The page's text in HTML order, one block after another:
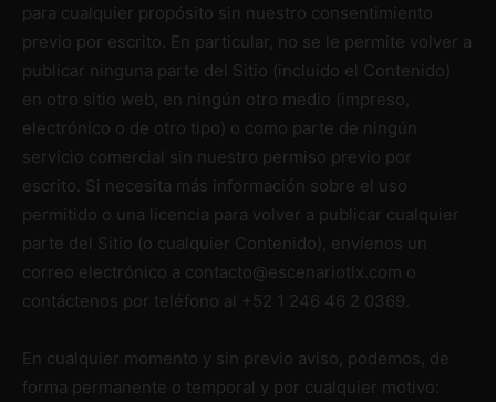
para cualquier propósito sin nuestro consentimiento
previo por escrito. En particular, no se le permite volver a
publicar ninguna parte del Sitio (incluido el Contenido)
en otro sitio web, en ningún otro medio (impreso,
electrónico o de otro tipo) o como parte de ningún
servicio comercial sin nuestro permiso previo por
escrito. Si necesita más información sobre el uso
permitido o una licencia para volver a publicar cualquier
parte del Sitio (o cualquier Contenido), envíenos un
correo electrónico a contacto@escenariotlx.com o
contáctenos por teléfono al +52 1 246 46 2 0369.
En cualquier momento y sin previo aviso, podemos, de
forma permanente o temporal y por cualquier motivo: